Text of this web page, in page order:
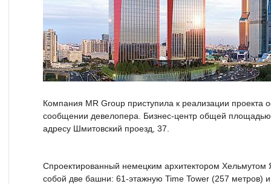
Компания MR Group приступила к реализации проекта
сообщении девелопера. Бизнес-центр общей площадью
адресу Шмитовский проезд, 37.
Спроектированный немецким архитектором Хельмутом
собой две башни: 61-этажную Time Tower (257 метров)